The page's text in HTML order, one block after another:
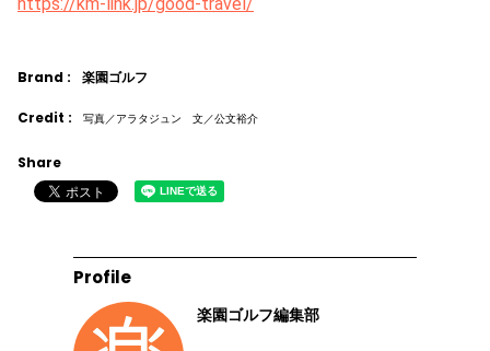
Brand : 楽園ゴルフ
Credit : 写真／アラタジュン 文／公文裕介
Share
Profile
楽園ゴルフ編集部